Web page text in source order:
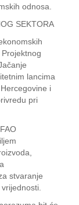
odnosa.
SEKTORA
lancima
i
pri
stvaranje